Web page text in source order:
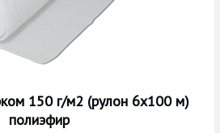
150 г/м2 (рулон 6х100 м)
полиэфир